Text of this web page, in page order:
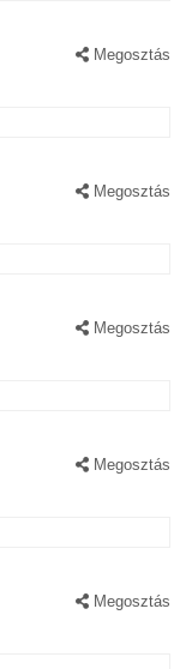
Megosztás
Megosztás
Megosztás
Megosztás
Megosztás